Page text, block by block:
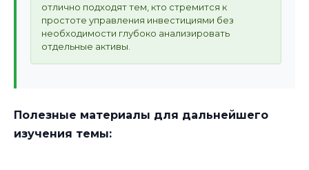
отлично подходят тем, кто стремится к
простоте управления инвестициями без
необходимости глубоко анализировать
отдельные активы.
Полезные материалы для дальнейшего
изучения темы: